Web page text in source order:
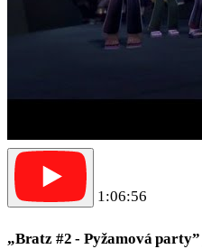
1:06:56
„Bratz #2 - Pyžamová party”